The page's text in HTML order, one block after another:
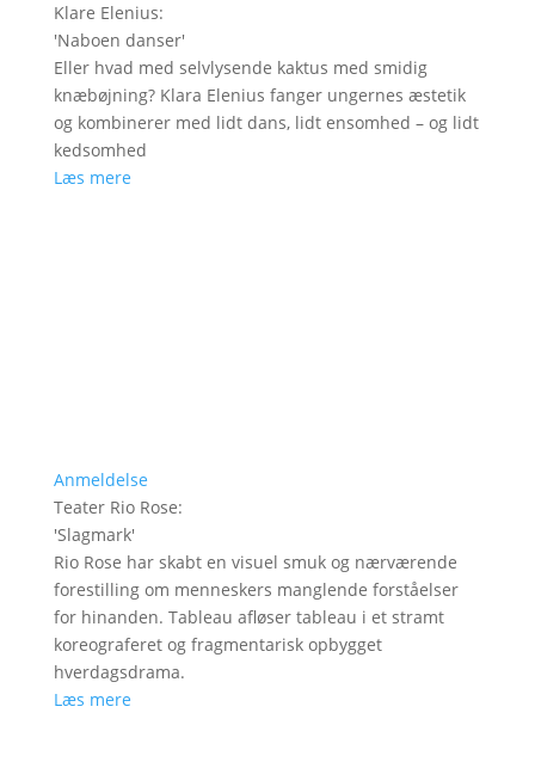
Klare Elenius:
'Naboen danser'
Eller hvad med selvlysende kaktus med smidig
knæbøjning? Klara Elenius fanger ungernes æstetik
og kombinerer med lidt dans, lidt ensomhed – og lidt
kedsomhed
Læs mere
Anmeldelse
Teater Rio Rose:
'Slagmark'
Rio Rose har skabt en visuel smuk og nærværende
forestilling om menneskers manglende forståelser
for hinanden. Tableau afløser tableau i et stramt
koreograferet og fragmentarisk opbygget
hverdagsdrama.
Læs mere